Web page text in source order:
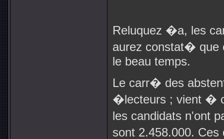
Reluquez �a, les
aurez constat� que
le beau temps.
Le carr� des
�lecteurs ; vient �
les candidats n'ont
sont 2.458.000.